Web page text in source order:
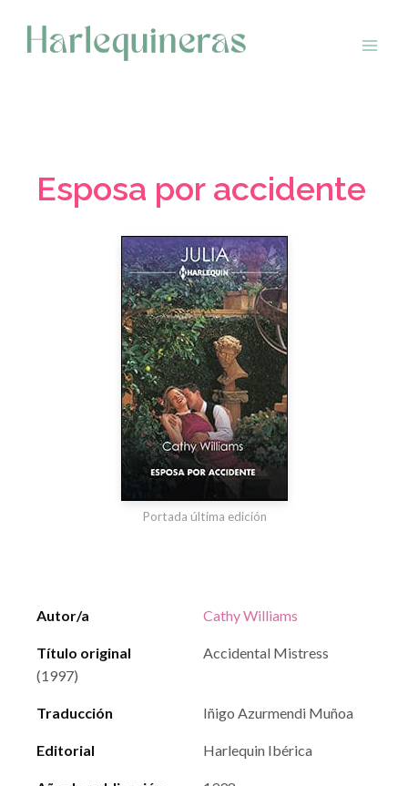
contenido
Esposa por accidente
Autor/a Cathy Williams
Título original
Accidental Mistress
(1997)
Traducción Iñigo Azurmendi Muñoa
Editorial Harlequin Ibérica
Portada última edición